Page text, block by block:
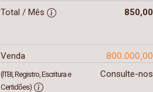
Total / Mês
850,00
Venda 800.000,00
(ITBI, Registro, Escritura e
Certidões)
Consulte-nos